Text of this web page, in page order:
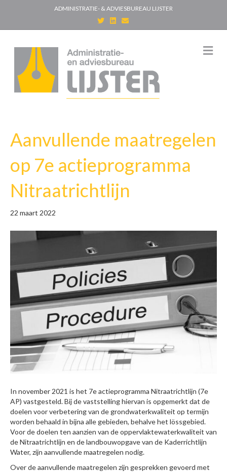
ADMINISTRATIE- & ADVIESBUREAU LIJSTER
T
w
i
e
r
n
d
i
n
E
m
a
M
e
Aanvullende maatregelen
op 7e actieprogramma
Nitraatrichtlijn
22 maart 2022
In november 2021 is het 7e actieprogramma Nitraatrichtlijn (7e
AP) vastgesteld. Bij de vaststelling hiervan is opgemerkt dat de
doelen voor verbetering van de grondwaterkwaliteit op termijn
worden behaald in bijna alle gebieden, behalve het lössgebied.
Voor de doelen ten aanzien van de oppervlaktewaterkwaliteit van
de Nitraatrichtlijn en de landbouwopgave van de Kaderrichtlijn
Water, zijn aanvullende maatregelen nodig.
Over de aanvullende maatregelen zijn gesprekken gevoerd met